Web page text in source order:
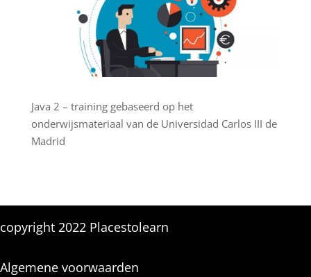
Java 2 – training gebaseerd op het
onderwijsmateriaal van de Universidad Carlos III de
Madrid
copyright 2022 Placestolearn
Algemene voorwaarden